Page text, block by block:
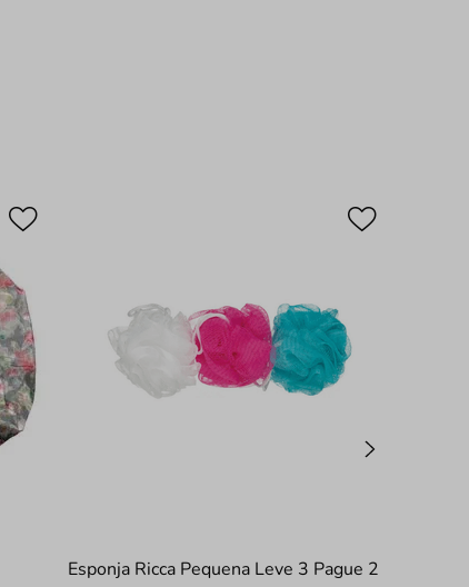
Esponja Ricca Pequena Leve 3 Pague 2